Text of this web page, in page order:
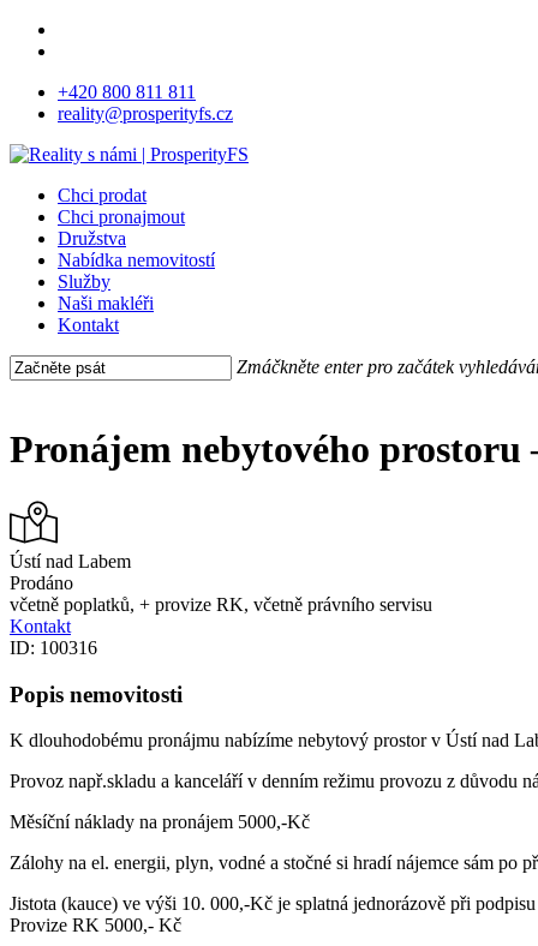
Skip
content+420 800 811 811
reality@prosperityfs.cz
Menu
Chci prodat
Chci pronajmout
Družstva
Nabídka nemovitostí
Služby
Naši makléři
Kontakt
Zmáčkněte enter pro začátek
Pronájem nebytového prostoru
Ústí nad Labem
Prodáno
včetně poplatků, + provize RK, včetně právního servisu
Kontakt
ID: 100316
Popis nemovitosti
K dlouhodobému pronájmu nabízíme nebytový prostor v Ústí nad
Provoz např.skladu a kanceláří v denním režimu provozu z důvodu
Měsíční náklady na pronájem 5000,-Kč
Zálohy na el. energii, plyn, vodné a stočné si hradí nájemce sám po
Jistota (kauce) ve výši 10. 000,-Kč je splatná jednorázově při
Provize RK 5000,- Kč